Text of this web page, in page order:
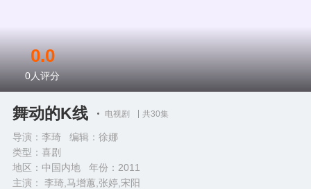
舞动的K线 电视剧 共30集
导演：李琦 编辑：徐娜
类型： 喜剧
地区：中国内地 年份： 2011
主演： 李琦,马增蕙,张婷,宋阳
0.0
0人评分